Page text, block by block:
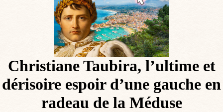
Christiane Taubira, l’ultime et
dérisoire espoir d’une gauche en
radeau de la Méduse